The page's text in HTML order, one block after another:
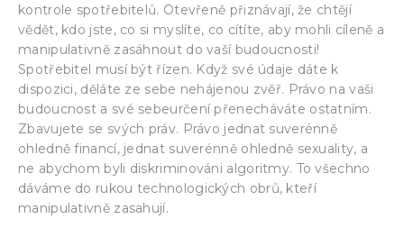
kontrole spotřebitelů. Otevřeně přiznávají, že chtějí
vědět, kdo jste, co si myslíte, co cítíte, aby mohli cíleně a
manipulativně zasáhnout do vaší budoucnosti!
Spotřebitel musí být řízen. Když své údaje dáte k
dispozici, děláte ze sebe nehájenou zvěř. Právo na vaši
budoucnost a své sebeurčení přenecháváte ostatním.
Zbavujete se svých práv. Právo jednat suverénně
ohledně financí, jednat suverénně ohledně sexuality, a
ne abychom byli diskriminováni algoritmy. To všechno
dáváme do rukou technologických obrů, kteří
manipulativně zasahují.